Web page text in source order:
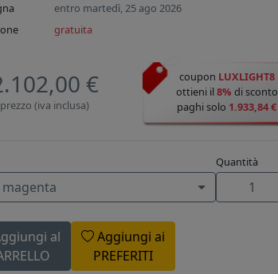
entro martedì, 25 ago 2026
gratuita
€
prezzo (iva inclusa)
coupon LUXLIGHT8
ottieni il8% di sconto
paghi solo 1.933,84 €
magenta
Quantità
1
al
Aggiungi ai
PREFERITI